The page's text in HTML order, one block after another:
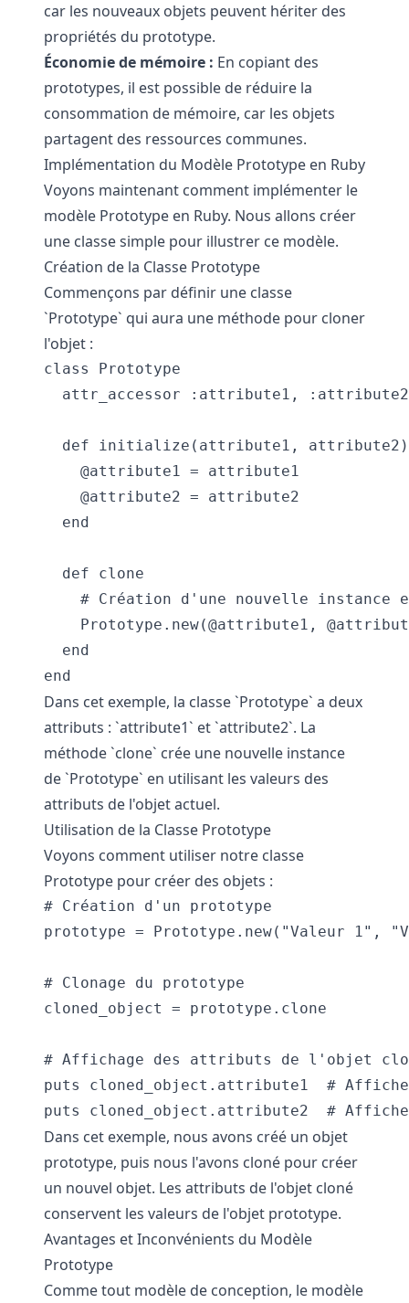
car les nouveaux objets peuvent hériter des
propriétés du prototype.
Économie de mémoire : En copiant des
prototypes, il est possible de réduire la
consommation de mémoire, car les objets
partagent des ressources communes.
Implémentation du Modèle Prototype en Ruby
Voyons maintenant comment implémenter le
modèle Prototype en Ruby. Nous allons créer
une classe simple pour illustrer ce modèle.
Création de la Classe Prototype
Commençons par définir une classe
`Prototype` qui aura une méthode pour cloner
l'objet :
class Prototype
  attr_accessor :attribute1, :attribute2
  def initialize(attribute1, attribute2)
    @attribute1 = attribute1
    @attribute2 = attribute2
  end
  def clone
# Création d'une nouvelle instance
Prototype.new(@attribute1,
  end
Dans cet exemple, la classe `Prototype` a deux
attributs : `attribute1` et `attribute2`. La
méthode `clone` crée une nouvelle instance
de `Prototype` en utilisant les valeurs des
attributs de l'objet actuel.
Utilisation de la Classe Prototype
Voyons comment utiliser notre classe
Prototype pour créer des objets :
# Création d'un prototype
prototype = Prototype.new("Valeur 1",
# Clonage du prototype
cloned_object = prototype.clone
# Affichage des attributs de l'objet
puts cloned_object.attribute1  #
Dans cet exemple, nous avons créé un objet
prototype, puis nous l'avons cloné pour créer
un nouvel objet. Les attributs de l'objet cloné
conservent les valeurs de l'objet prototype.
Avantages et Inconvénients du Modèle
Prototype
Comme tout modèle de conception, le modèle